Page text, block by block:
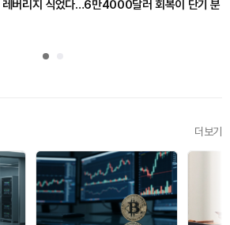
레버리지 식었다…6만4000달러 회복이 단기 분
더보기